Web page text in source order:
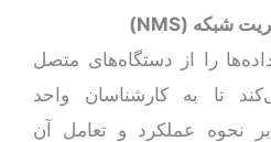
شبکه (NMS
)
را از دستگاه‌های متصل
تا به کارشناسان واحد
نحوه عملکرد و تعامل آن